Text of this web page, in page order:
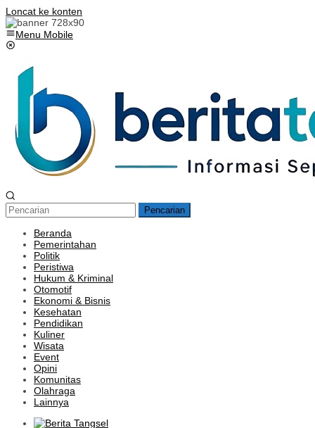
Loncat ke konten
Menu Mobile
Pencarian
Beranda
Pemerintahan
Politik
Peristiwa
Hukum & Kriminal
Otomotif
Ekonomi & Bisnis
Kesehatan
Pendidikan
Kuliner
Wisata
Event
Opini
Komunitas
Olahraga
Lainnya